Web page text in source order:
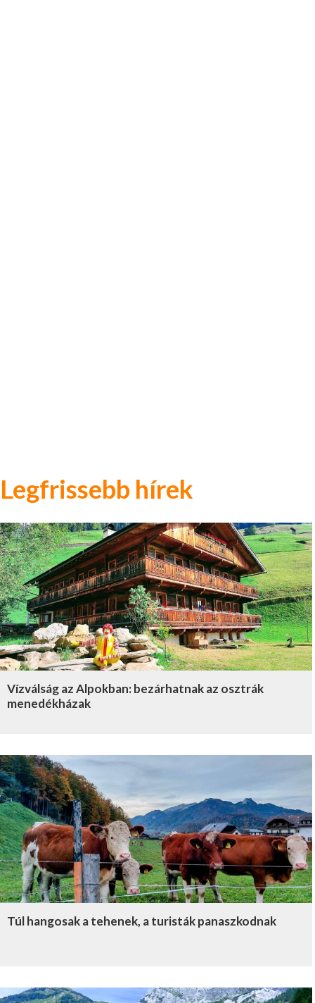
Legfrissebb hírek
Vízválság az Alpokban: bezárhatnak az osztrák
menedékházak
Túl hangosak a tehenek, a turisták panaszkodnak